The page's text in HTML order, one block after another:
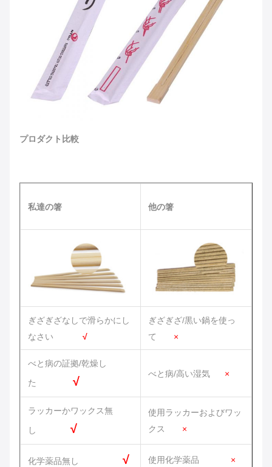
プロダクト比較
私達の箸 他の箸
ぎざぎざなしで滑らかにし
なさい √
ぎざぎざ/黒い鍋を使っ
て ×
べと病の証拠/乾燥し
た √
べと病/高い湿気 ×
ラッカーかワックス無
し √
使用ラッカーおよびワッ
クス ×
化学薬品無し √ 使用化学薬品 ×